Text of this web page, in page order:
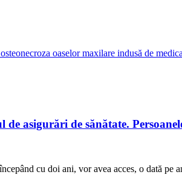
oaselor maxilare indusă de
asigurări de sănătate.
cu doi ani, vor avea acces, o dată pe